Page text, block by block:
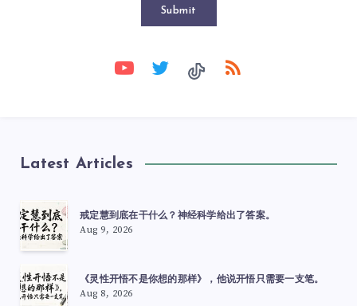
Submit
Latest Articles
戒定慧到底在干什么？神经科学给出了答案。
Aug 9, 2026
《灵性开悟不是你想的那样》，他说开悟只需要一支笔。
Aug 8, 2026